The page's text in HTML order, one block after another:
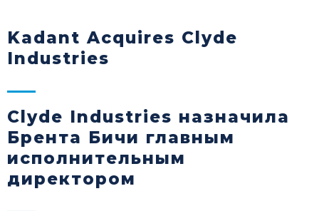
Kadant Acquires Clyde
Industries
Clyde Industries назначила
Брента Бичи главным
исполнительным
директором